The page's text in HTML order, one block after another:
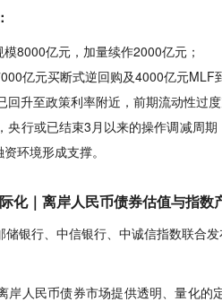
8000亿元，加量续作2000亿元；
亿元买断式逆回购及4000亿元MLF
回升至政策利率附近，前期流动性过
央行或已结束3月以来的操作调减周
资环境形成支撑。
化｜离岸人民币债券估值与指数
储银行、中信银行、中诚信指数联合
岸人民币债券市场提供透明、量化的